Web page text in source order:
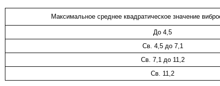
Максимальное среднее квадратическое значение
До 4,5
Св. 4,5 до 7,1
Св. 7,1 до 11,2
Св. 11,2